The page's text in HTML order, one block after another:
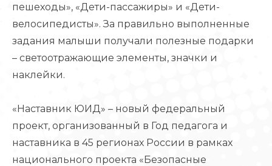
пешеходы», «Дети-пассажиры» и «Дети-
велосипедисты». За правильно выполненные
задания малыши получали полезные подарки
– светоотражающие элементы, значки и
наклейки.
«Наставник ЮИД» – новый федеральный
проект, организованный в Год педагога и
наставника в 45 регионах России в рамках
национального проекта «Безопасные